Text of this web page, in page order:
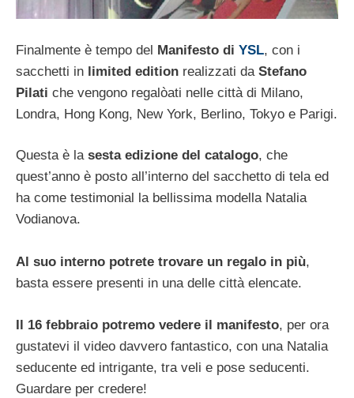
Finalmente è tempo del Manifesto di YSL, con i
sacchetti in limited edition realizzati da Stefano
Pilati che vengono regalòati nelle città di Milano,
Londra, Hong Kong, New York, Berlino, Tokyo e Parigi.
Questa è la sesta edizione del catalogo, che
quest’anno è posto all’interno del sacchetto di tela ed
ha come testimonial la bellissima modella Natalia
Vodianova.
Al suo interno potrete trovare un regalo in più,
basta essere presenti in una delle città elencate.
Il 16 febbraio potremo vedere il manifesto, per ora
gustatevi il video davvero fantastico, con una Natalia
seducente ed intrigante, tra veli e pose seducenti.
Guardare per credere!